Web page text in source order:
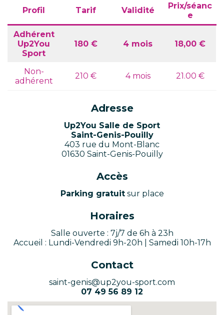
Profil Tarif Validité
Prix/séanc
e
Adhérent
Up2You
Sport
180 € 4 mois 18,00 €
Non-
adhérent
210 € 4 mois 21.00 €
Adresse
Up2You Salle de Sport
Saint-Genis-Pouilly
403 rue du Mont-Blanc
01630 Saint-Genis-Pouilly
Accès
Parking gratuitsur place
Horaires
Salle ouverte : 7j/7 de 6h à 23h
Accueil : Lundi-Vendredi 9h-20h | Samedi 10h-17h
Contact
saint-genis@up2you-sport.com
07 49 56 89 12